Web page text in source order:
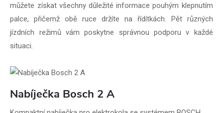
můžete získat všechny důležité informace pouhým klepnutím
palce, přičemž obě ruce držíte na řídítkách. Pět různých
jízdních režimů vám poskytne správnou podporu v každé
situaci.
Nabíječka Bosch 2 A